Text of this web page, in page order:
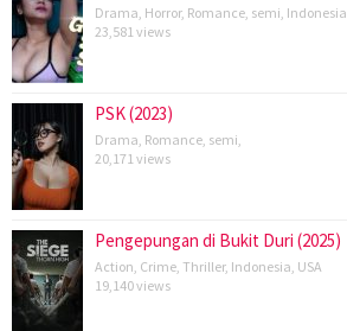
Drama Horror, Romance semi Indonesia
23,581 views
PSK (2023)
Drama Romance semi
20,171 views
Pengepungan di Bukit Duri (2025)
Action Crime Thriller, Indonesia USA
19,140 views